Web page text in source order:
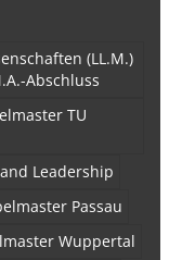
(LL.M.)
Abschluss
TU
Leadership
Passau
Wuppertal